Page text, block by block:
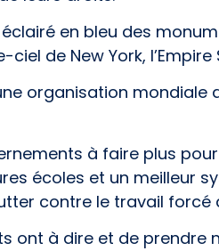
en bleu des
de New York, l’Empire
organisation mondiale
à faire plus
écoles et un meilleur
contre le travail forcé
ont à dire et de prendre